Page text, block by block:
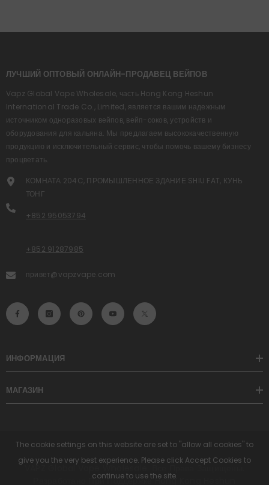
ЛУЧШИЙ ОПТОВЫЙ ОНЛАЙН-ПРОДАВЕЦ ВЕЙПОВ
Vapz Global Vape Wholesale, часть Hong Kong Heshun
International Trade Co., Limited, является вашим надежным
источником одноразовых вейпов, вейп-соков, устройств и
оборудования для кальяна. Мы предлагаем высококачественную
продукцию и исключительный сервис, чтобы помочь вашему бизнесу
процветать.
КОМНАТА 204C, ПРОМЫШЛЕННОЕ ЗДАНИЕ SHIU FAT, КУНЬ
ТОНГ
+852 95053794
+852 91287985
привет@vapzvape.com
ИНФОРМАЦИЯ
МАГАЗИН
VAPZ Global Vape Wholesale. Все Права Защищены.
Разработано При Поддержке Hong Kong Heshun
The cookie settings on this website are set to "allow all cookies" to
give you the very best experience. Please click Accept Cookies to
continue to use the site.